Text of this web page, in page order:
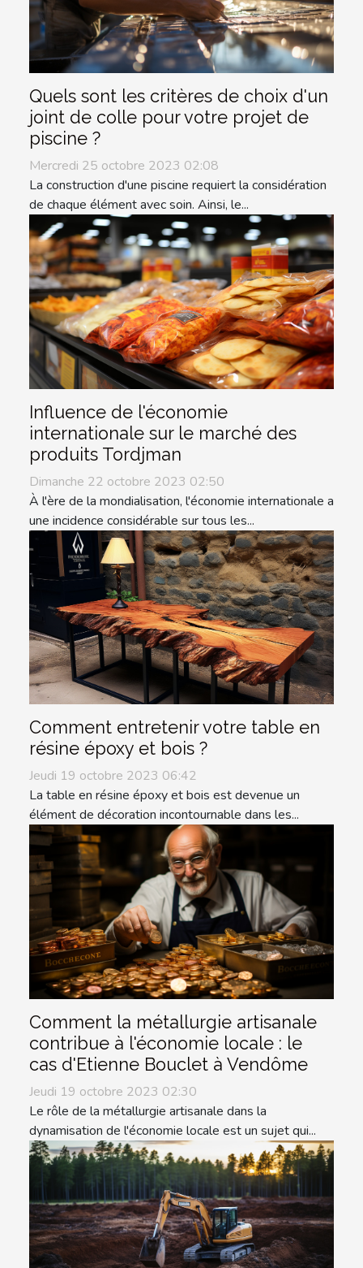
Quels sont les critères de choix d'un
joint de colle pour votre projet de
piscine ?
Mercredi 25 octobre 2023 02:08
La construction d'une piscine requiert la considération
de chaque élément avec soin. Ainsi, le...
Influence de l'économie
internationale sur le marché des
produits Tordjman
Dimanche 22 octobre 2023 02:50
À l'ère de la mondialisation, l'économie internationale a
une incidence considérable sur tous les...
Comment entretenir votre table en
résine époxy et bois ?
Jeudi 19 octobre 2023 06:42
La table en résine époxy et bois est devenue un
élément de décoration incontournable dans les...
Comment la métallurgie artisanale
contribue à l'économie locale : le
cas d'Etienne Bouclet à Vendôme
Jeudi 19 octobre 2023 02:30
Le rôle de la métallurgie artisanale dans la
dynamisation de l'économie locale est un sujet qui...